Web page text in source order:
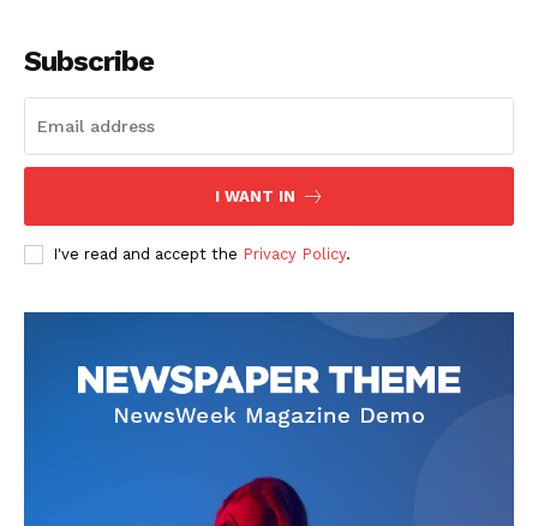
Subscribe
I WANT IN
I've read and accept the Privacy Policy.